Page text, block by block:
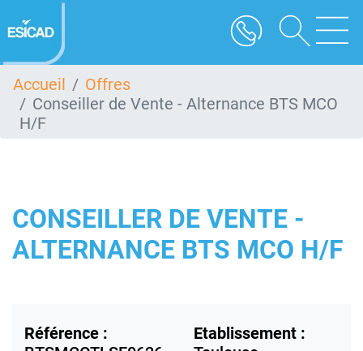
au
contenu
Accueil
Offres
Conseiller de Vente - Alternance BTS MCO
H/F
CONSEILLER DE VENTE -
ALTERNANCE BTS MCO H/F
Référence :
Etablissement :